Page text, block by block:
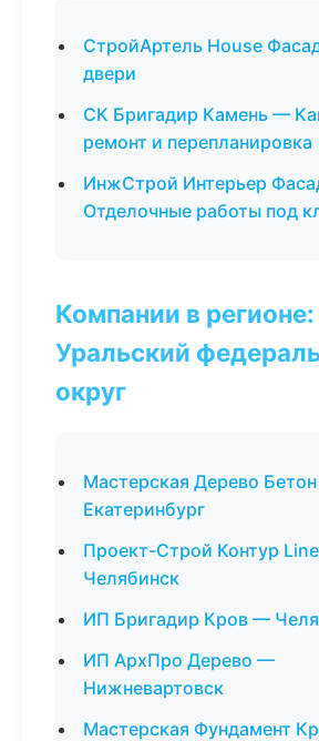
СтройАртель House
двери
СК Бригадир Камень —
ремонт и перепланировка
ИнжСтрой Интерьер
Отделочные работы под
Компании в регионе:
Уральский
округ
Мастерская Дерево
Екатеринбург
Проект-Строй Контур
Челябинск
ИП Бригадир Кров —
ИП АрхПро Дерево —
Нижневартовск
Мастерская Фундамент